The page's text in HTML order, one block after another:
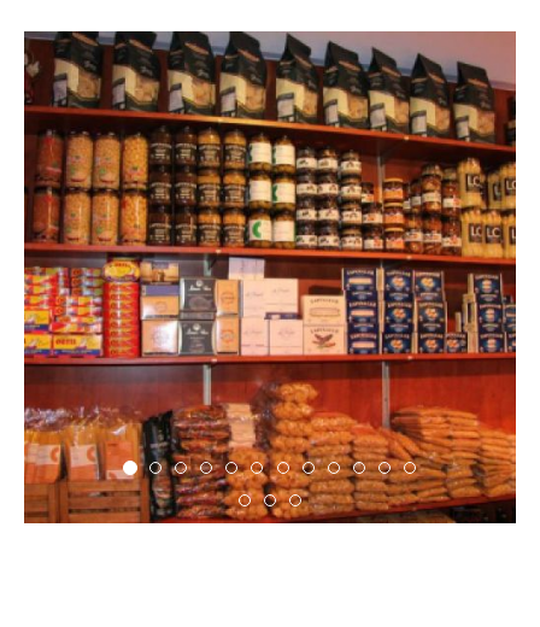
Prestatgeria a l'interior de la botiga
amb diferents envasos de pastes i
conserves